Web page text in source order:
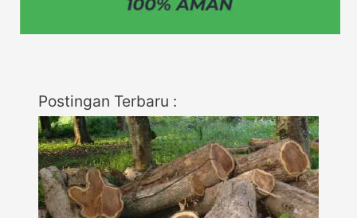
Postingan Terbaru :